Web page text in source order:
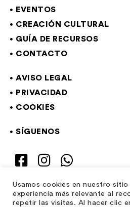
EVENTOS
CREACIÓN CULTURAL
GUÍA DE RECURSOS
CONTACTO
AVISO LEGAL
PRIVACIDAD
COOKIES
SÍGUENOS
Usamos cookies en nuestro
experiencia más relevante al
repetir las visitas. Al hacer clic